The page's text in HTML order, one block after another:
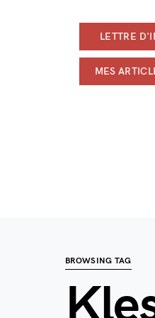
LETTRE
MES
BROWSING TAG